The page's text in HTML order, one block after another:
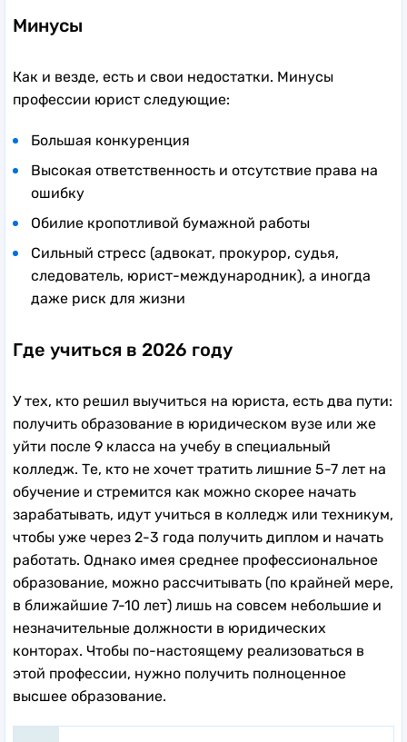
Минусы
Как и везде, есть и свои недостатки. Минусы
профессии юрист следующие:
Большая конкуренция
Высокая ответственность и отсутствие права на
ошибку
Обилие кропотливой бумажной работы
Сильный стресс (адвокат, прокурор, судья,
следователь, юрист-международник), а иногда
даже риск для жизни
Где учиться в 2026 году
У тех, кто решил выучиться на юриста, есть два пути:
получить образование в юридическом вузе или же
уйти после 9 класса на учебу в специальный
колледж. Те, кто не хочет тратить лишние 5-7 лет на
обучение и стремится как можно скорее начать
зарабатывать, идут учиться в колледж или техникум,
чтобы уже через 2-3 года получить диплом и начать
работать. Однако имея среднее профессиональное
образование, можно рассчитывать (по крайней мере,
в ближайшие 7-10 лет) лишь на совсем небольшие и
незначительные должности в юридических
конторах. Чтобы по-настоящему реализоваться в
этой профессии, нужно получить полноценное
высшее образование.